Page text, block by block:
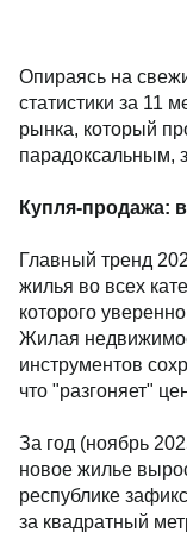
Опираясь на
статистики за 11
рынка, который
парадоксальным,
Купля-продажа:
Главный тренд
жилья во всех
которого
Жилая
инструментов
что "разгоняет"
За год (ноябрь
новое жилье
республике
за квадратный